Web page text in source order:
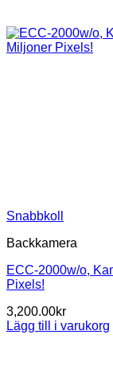
Snabbkoll
Backkamera
ECC-2000w/o,
Pixels!
3,200.00kr
Lägg till i varukorg